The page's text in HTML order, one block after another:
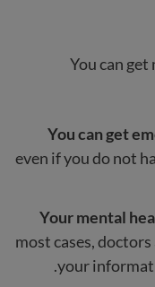
You can
You can get
even if you do not
Your mental
most cases,
your